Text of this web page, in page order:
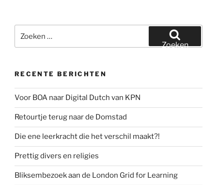
naar:
Zoeken
RECENTE BERICHTEN
Voor BOA naar Digital Dutch van KPN
Retourtje terug naar de Domstad
Die ene leerkracht die het verschil maakt?!
Prettig divers en religies
Bliksembezoek aan de London Grid for Learning